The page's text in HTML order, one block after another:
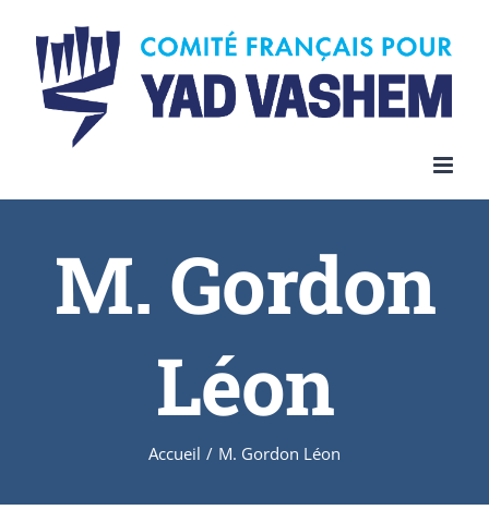
content
M. Gordon
Léon
Accueil / M. Gordon Léon